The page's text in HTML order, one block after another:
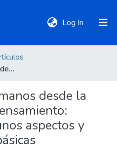
Log In (current)
Los Derechos Humanos desde la perspectiva del pensamiento: posmoderno algunos aspectos y consideraciones básicas
desde la
aspectos y